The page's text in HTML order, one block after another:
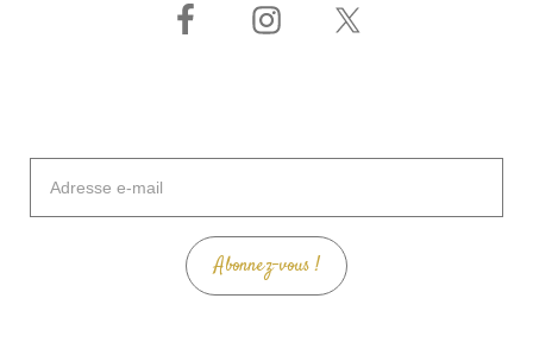
mail
Abonnez-vous !